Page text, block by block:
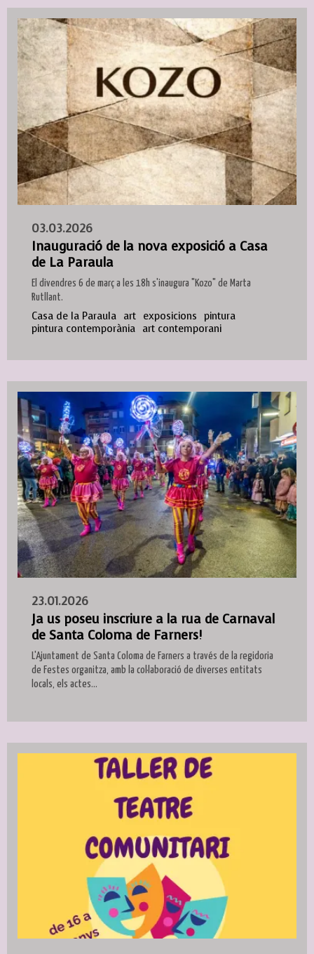
03.03.2026
Inauguració de la nova exposició a Casa
de La Paraula
El divendres 6 de març a les 18h s'inaugura "Kozo" de Marta
Rutllant.
Casa de la Paraula art exposicions pintura
pintura contemporània art contemporani
23.01.2026
Ja us poseu inscriure a la rua de Carnaval
de Santa Coloma de Farners!
L'Ajuntament de Santa Coloma de Farners a través de la regidoria
de Festes organitza, amb la col·laboració de diverses entitats
locals, els actes...